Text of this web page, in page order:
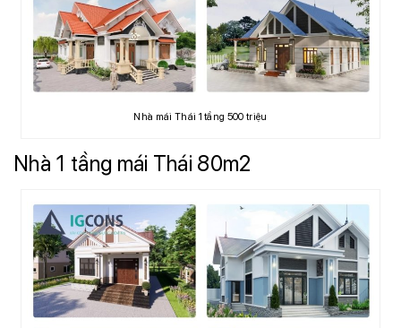
Nhà mái Thái 1 tầng 500 triệu
Nhà 1 tầng mái Thái 80m2